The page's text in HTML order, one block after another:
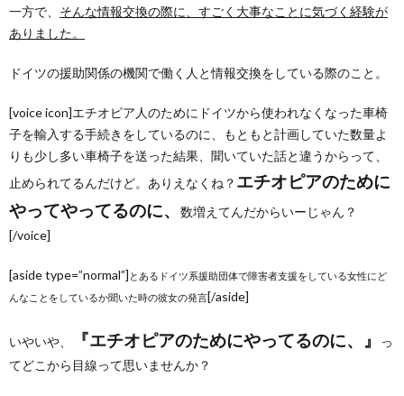
一方で、 そんな情報交換の際に、すごく大事なことに気づく経験が
ありました。
ドイツの援助関係の機関で働く人と情報交換をしている際のこと。
[voice icon]エチオピア人のためにドイツから使われなくなった車椅
子を輸入する手続きをしているのに、もともと計画していた数量よ
りも少し多い車椅子を送った結果、聞いていた話と違うからって、
止められてるんだけど。ありえなくね？ エチオピアのために
やってやってるのに、
数増えてんだからいーじゃん？
[/voice]
[aside type=”normal”] とあるドイツ系援助団体で障害者支援をしている女性にど
んなことをしているか聞いた時の彼女の発言[/aside]
いやいや、 『エチオピアのためにやってるのに、』
っ
てどこから目線って思いませんか？